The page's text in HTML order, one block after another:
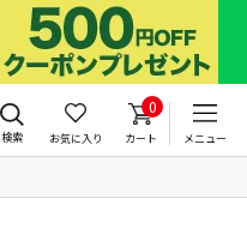
検索 お気に入り
0
カート メニュー